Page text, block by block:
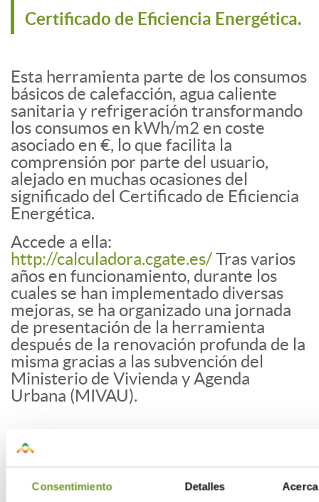
Consentimiento Detalles
Certificado de Eficiencia Energética.
Esta herramienta parte de los consumos
básicos de calefacción, agua caliente
sanitaria y refrigeración transformando
los consumos en kWh/m2 en coste
asociado en €, lo que facilita la
comprensión por parte del usuario,
alejado en muchas ocasiones del
significado del Certificado de Eficiencia
Energética.
Accede a ella:
http://calculadora.cgate.es/Tras varios
años en funcionamiento, durante los
cuales se han implementado diversas
mejoras, se ha organizado una jornada
de presentación de la herramienta
después de la renovación profunda de la
misma gracias a las subvención del
Ministerio de Vivienda y Agenda
Urbana (MIVAU).